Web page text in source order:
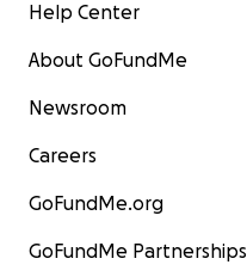
Help Center
About GoFundMe
Newsroom
Careers
GoFundMe.org
GoFundMe Partnerships